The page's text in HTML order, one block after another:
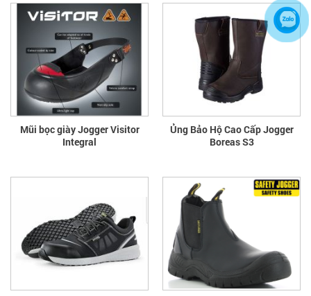
Mũi bọc giày Jogger Visitor
Integral
Ủng Bảo Hộ Cao Cấp Jogger
Boreas S3